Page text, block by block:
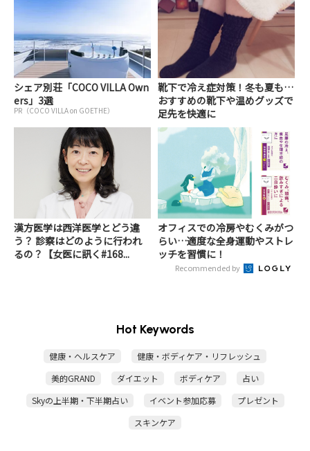
シェア別荘「COCO VILLA Own
ers」3選
PR（COCO VILLA on GOETHE）
靴下で冷え症対策！冬も夏も…
おすすめの靴下や温めグッズで
足先を快適に
漢方医学は西洋医学とどう違
う？ 診察はどのように行われ
るの？【女医に訊く#168...
オフィスでの冷房やむくみがつ
らい…適度な全身運動やストレ
ッチを習慣に！
Recommended by
Hot Keywords
健康・ヘルスケア
健康・ボディケア・リフレッシュ
美的GRAND
ダイエット ボディケア
占い
Skyの上半期・下半期占い
イベント参加応募
プレゼント
スキンケア